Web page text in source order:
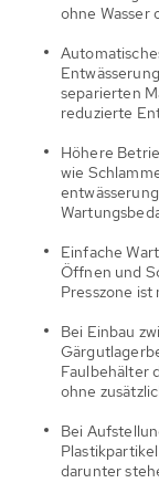
ohne Wasser
separierten
reduzierte
Höhere
wie
Einfache
Öffnen und
Presszone
Bei Einbau
Faulbehälter
ohne
Bei
darunter